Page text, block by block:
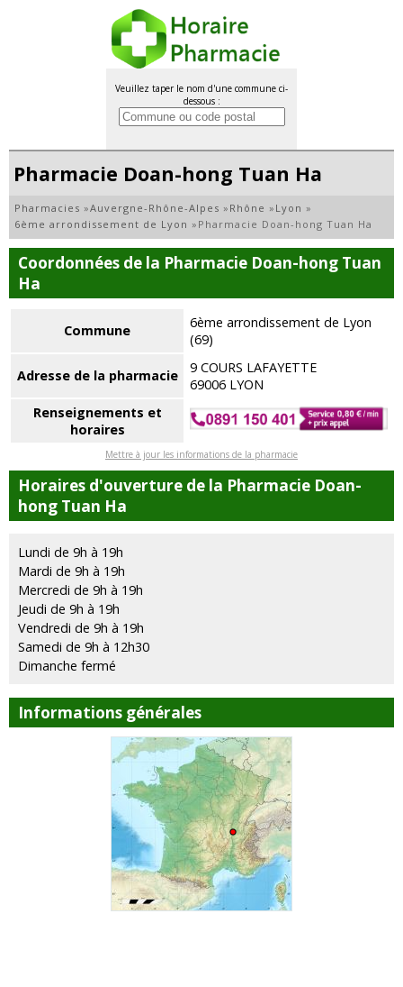
Veuillez taper le nom d'une commune ci-
dessous :
Pharmacie Doan-hong Tuan Ha
Pharmacies »Auvergne-Rhône-Alpes » Rhône » Lyon »
6ème arrondissement de Lyon » Pharmacie Doan-hong Tuan Ha
Coordonnées de la Pharmacie Doan-hong Tuan
Ha
Commune
6ème arrondissement de Lyon
(69)
Adresse de la pharmacie
9 COURS LAFAYETTE
69006 LYON
Renseignements et
horaires
Mettre à jour les informations de la pharmacie
Horaires d'ouverture de la Pharmacie Doan-
hong Tuan Ha
Lundi de 9h à 19h
Mardi de 9h à 19h
Mercredi de 9h à 19h
Jeudi de 9h à 19h
Vendredi de 9h à 19h
Samedi de 9h à 12h30
Dimanche fermé
Informations générales